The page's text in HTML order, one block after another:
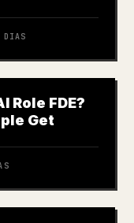
Role FDE?
Get